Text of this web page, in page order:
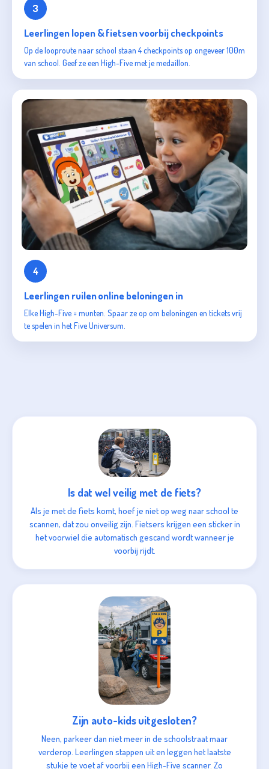
3
Leerlingen lopen & fietsen voorbij checkpoints
Op de looproute naar school staan 4 checkpoints op ongeveer 100m
van school. Geef ze een High-Five met je medaillon.
4
Leerlingen ruilen online beloningen in
Elke High-Five = munten. Spaar ze op om beloningen en tickets vrij
te spelen in het Five Universum.
Is dat wel veilig met de fiets?
Als je met de fiets komt, hoef je niet op weg naar school te
scannen, dat zou onveilig zijn. Fietsers krijgen een sticker in
het voorwiel die automatisch gescand wordt wanneer je
voorbij rijdt.
Zijn auto-kids uitgesloten?
Neen, parkeer dan niet meer in de schoolstraat maar
verderop. Leerlingen stappen uit en leggen het laatste
stukje te voet af voorbij een High-Five scanner. Zo